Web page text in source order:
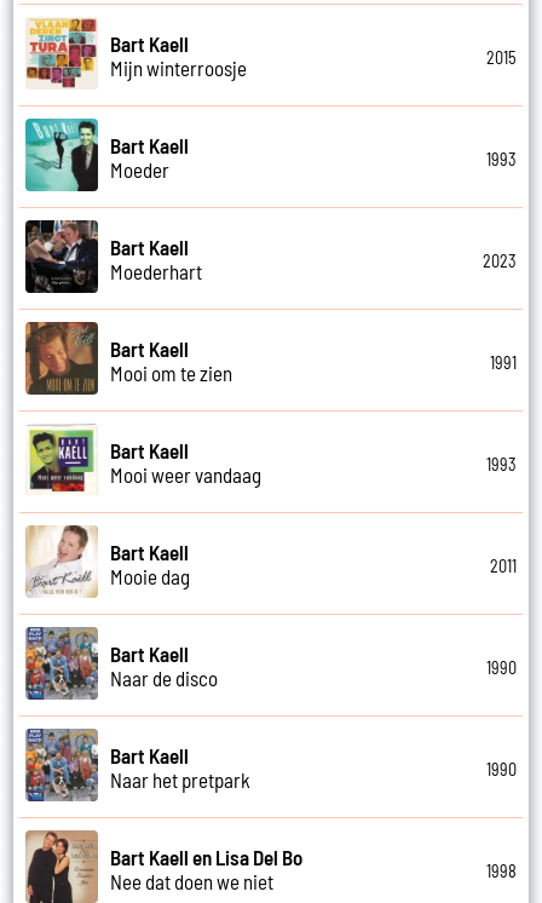
Bart Kaell
Mijn winterroosje
2015
Bart Kaell
Moeder
1993
Bart Kaell
Moederhart
2023
Bart Kaell
Mooi om te zien
1991
Bart Kaell
Mooi weer vandaag
1993
Bart Kaell
Mooie dag
2011
Bart Kaell
Naar de disco
1990
Bart Kaell
Naar het pretpark
1990
Bart Kaell en Lisa Del Bo
Nee dat doen we niet
1998